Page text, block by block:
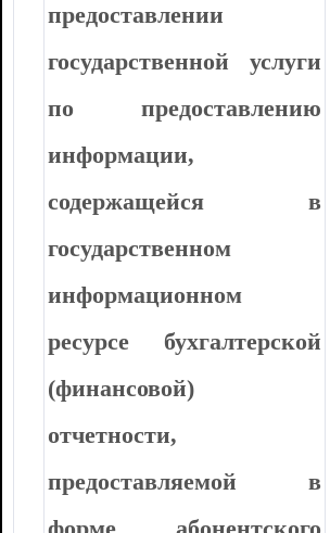
предоставлении
государственной услуги
по предоставлению
информации,
содержащейся в
государственном
информационном
ресурсе бухгалтерской
(финансовой)
отчетности,
предоставляемой в